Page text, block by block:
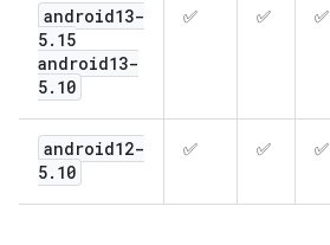
android13-
5. 15
android13-
5. 10
✅ ✅ ✅
android12-
5. 10
✅ ✅ ✅